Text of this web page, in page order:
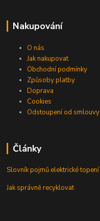
Nakupování
O nás
Jak nakupovat
Obchodní podmínky
Způsoby platby
Doprava
Cookies
Odstoupení od smlouvy
Články
Slovník pojmů elektrické topení
Jak správně recyklovat